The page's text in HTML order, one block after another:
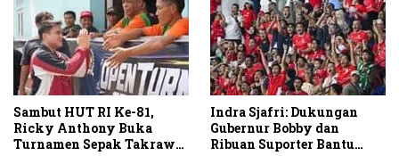
Sambut HUT RI Ke-81,
Ricky Anthony Buka
Turnamen Sepak Takraw
Indra Sjafri: Dukungan
Gubernur Bobby dan
Ribuan Suporter Bantu